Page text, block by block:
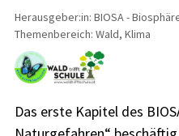
Herausgeber:in: BIOSA -
Themenbereich: Wald, Klima
Das erste Kapitel des